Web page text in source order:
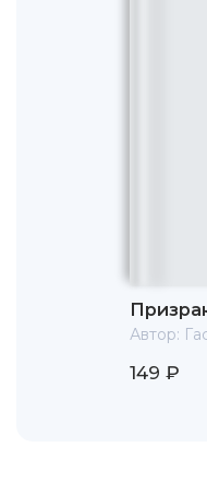
Желтой комнаты"
романы превратились в
Автор:
149 ₽